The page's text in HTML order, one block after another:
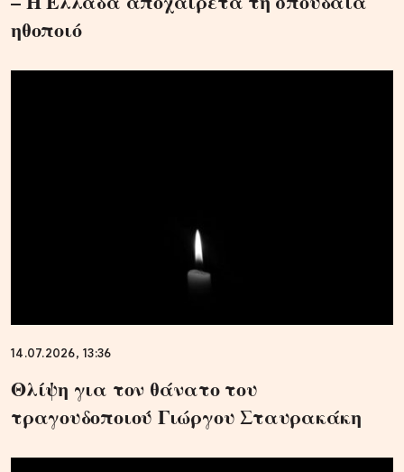
ηθοποιό
14.07.2026, 13:36
Θλίψη για τον θάνατο του
τραγουδοποιού Γιώργου Σταυρακάκη